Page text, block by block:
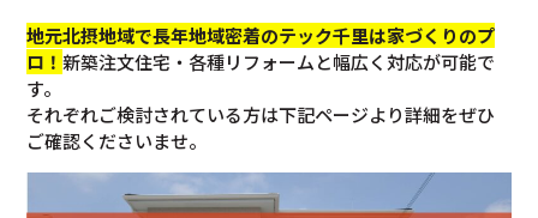
地元北摂地域で長年地域密着のテック千里は家づくりのプ
ロ！新築注文住宅・各種リフォームと幅広く対応が可能で
す。
それぞれご検討されている方は下記ページより詳細をぜひ
ご確認くださいませ。